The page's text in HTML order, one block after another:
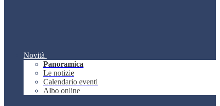
Novità
Panoramica
Le notizie
Calendario eventi
Albo online